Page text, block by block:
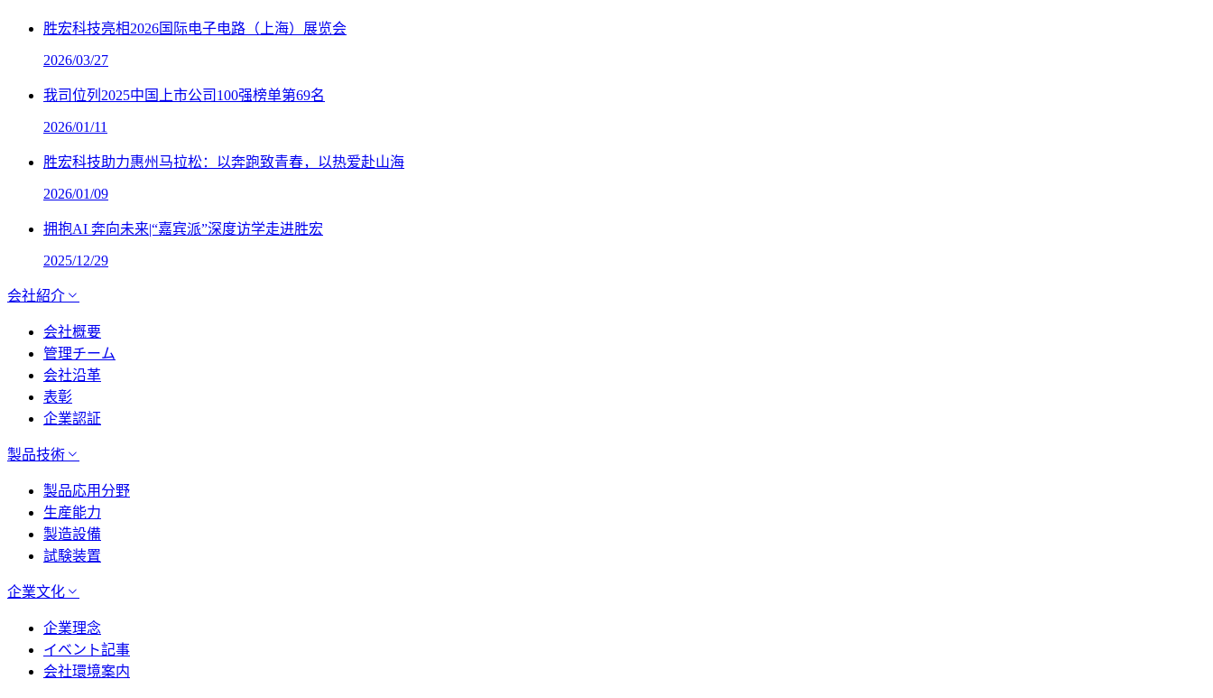
胜宏科技亮相2026国际电子电路（上海）展览会
2026/03/27
我司位列2025中国上市公司100强榜单第69名
2026/01/11
胜宏科技助力惠州马拉松：以奔跑致青春，以热爱赴山海
2026/01/09
拥抱AI 奔向未来|“嘉宾派”深度访学走进胜宏
2025/12/29
会社紹介
会社概要
管理チーム
会社沿革
表彰
企業認証
製品技術
製品応用分野
生産能力
製造設備
試験装置
企業文化
企業理念
イベント記事
会社環境案内